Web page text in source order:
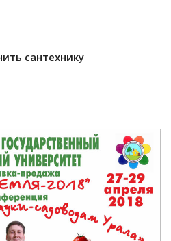
сантехнику